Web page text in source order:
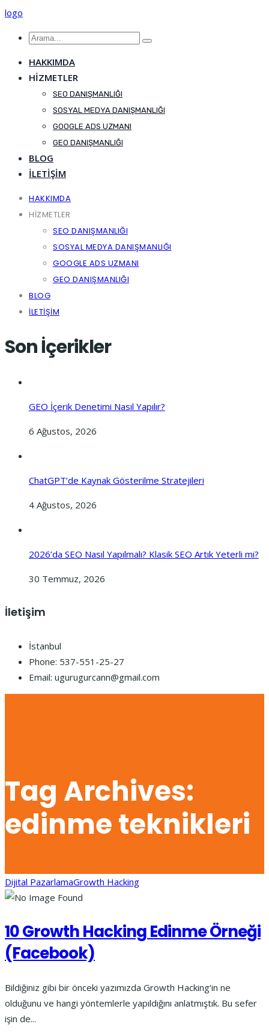
logo
HAKKIMDA
HİZMETLER
SEO DANIŞMANLIĞI
SOSYAL MEDYA DANIŞMANLIĞI
GOOGLE ADS UZMANI
GEO DANIŞMANLIĞI
BLOG
İLETİŞİM
HAKKIMDA
HİZMETLER
SEO DANIŞMANLIĞI
SOSYAL MEDYA DANIŞMANLIĞI
GOOGLE ADS UZMANI
GEO DANIŞMANLIĞI
BLOG
İLETİŞİM
Son İçerikler
GEO İçerik Denetimi Nasıl Yapılır?
6 Ağustos, 2026
ChatGPT’de Kaynak Gösterilme Stratejileri
4 Ağustos, 2026
2026’da SEO Nasıl Yapılmalı? Klasik SEO Artık Yeterli mi?
30 Temmuz, 2026
İletişim
İstanbul
Phone: 537-551-25-27
Email: ugurugurcann@gmail.com
Tag Archives:
edinme teknikleri
Dijital PazarlamaGrowth Hacking
10 Growth Hacking Edinme Örneği
(Facebook)
Bildiğiniz gibi bir önceki yazımızda Growth Hacking‘in ne
olduğunu ve hangi yöntemlerle yapıldığını anlatmıştık. Bu sefer
işin de...